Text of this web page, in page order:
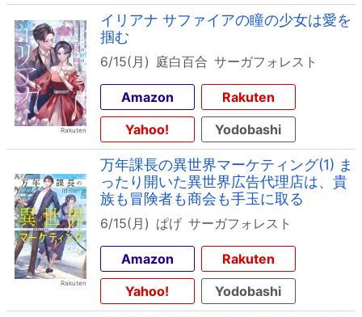
イリアナ サファイアの瞳の少女は愛を
掴む
6/15(月) 庭白百合 サーガフォレスト
Amazon
Rakuten
Yahoo!
Yodobashi
万年課長の異世界マーケティング(1) ま
ったり開いた異世界広告代理店は、貴
族も冒険者も商会も手玉に取る
6/15(月) ぱげ サーガフォレスト
Amazon
Rakuten
Yahoo!
Yodobashi